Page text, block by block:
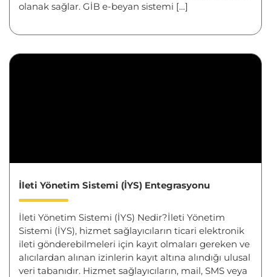
olanak sağlar. GİB e-beyan sistemi […]
İleti Yönetim Sistemi (İYS) Entegrasyonu
İleti Yönetim Sistemi (İYS) Nedir?İleti Yönetim
Sistemi (İYS), hizmet sağlayıcıların ticari elektronik
ileti gönderebilmeleri için kayıt olmaları gereken ve
alıcılardan alınan izinlerin kayıt altına alındığı ulusal
veri tabanıdır. Hizmet sağlayıcıların, mail, SMS veya